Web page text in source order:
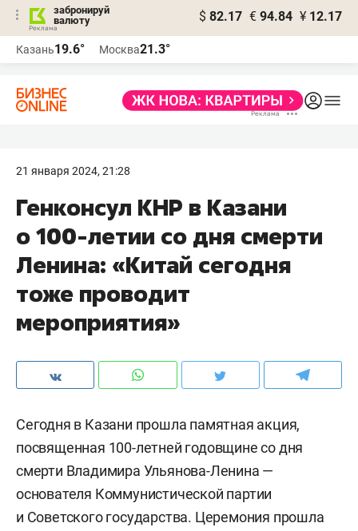
забронируй
валюту
$ 82.17 € 94.84 ¥ 12.17
Казань19.6° Москва21.3°
21 января 2024, 21:28
Генконсул КНР в Казани
о 100-летии со дня смерти
Ленина: «Китай сегодня
тоже проводит
мероприятия»
Сегодня в Казани прошла памятная акция,
посвященная 100-летней годовщине со дня
смерти Владимира Ульянова-Ленина —
основателя Коммунистической партии
и Советского государства. Церемония прошла